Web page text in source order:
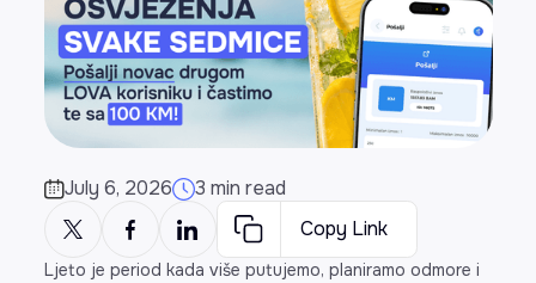
July 6, 2026
3 min read
Copy Link
Ljeto je period kada više putujemo, planiramo odmore i